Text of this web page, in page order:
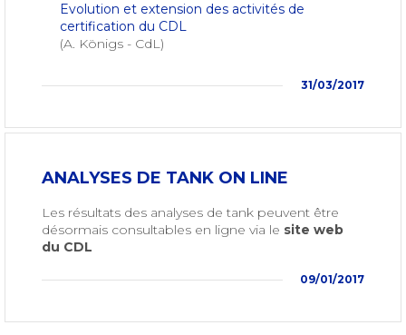
Evolution et extension des activités de
certification du CDL
(A. Königs - CdL)
31/03/2017
ANALYSES DE TANK ON LINE
Les résultats des analyses de tank peuvent être
désormais consultables en ligne via le site web
du CDL
09/01/2017